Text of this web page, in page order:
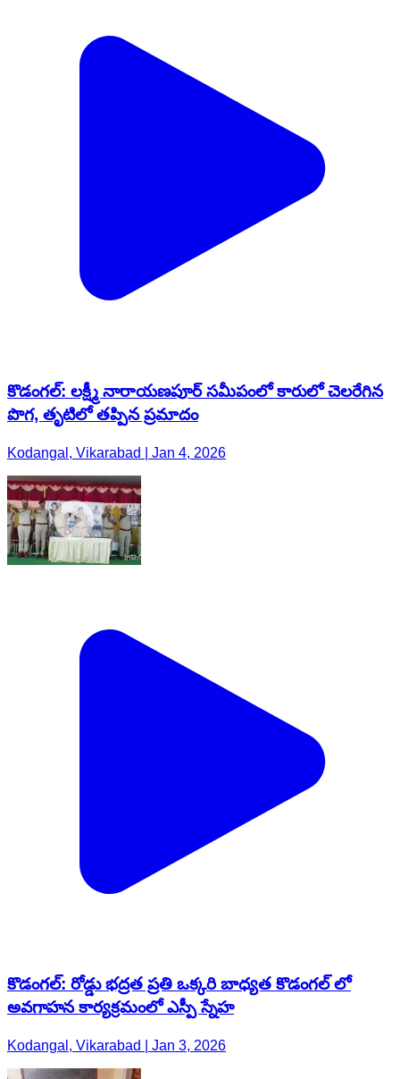
కొడంగల్: లక్ష్మీ నారాయణపూర్ సమీపంలో కారులో చెలరేగిన
పొగ, తృటిలో తప్పిన ప్రమాదం
Kodangal, Vikarabad | Jan 4, 2026
కొడంగల్: రోడ్డు భద్రత ప్రతి ఒక్కరి బాధ్యత కొడంగల్ లో
అవగాహన కార్యక్రమంలో ఎస్పీ స్నేహ
Kodangal, Vikarabad | Jan 3, 2026